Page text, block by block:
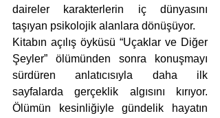
daireler karakterlerin iç dünyasını
taşıyan psikolojik alanlara dönüşüyor.
Kitabın açılış öyküsü “Uçaklar ve Diğer
Şeyler” ölümünden sonra konuşmayı
sürdüren anlatıcısıyla daha ilk
sayfalarda gerçeklik algısını kırıyor.
Ölümün kesinliğiyle gündelik hayatın